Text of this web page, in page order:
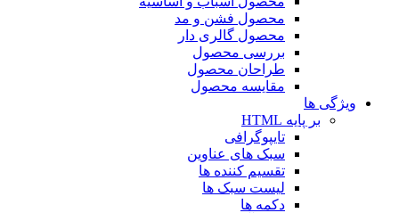
محصول فشن و مد
محصول گالری دار
بررسی محصول
طراحان محصول
مقایسه محصول
ویژگی ها
بر پایه HTML
تایپوگرافی
سبک های عناوین
تقسیم کننده ها
لیست سبک ها
دکمه ها